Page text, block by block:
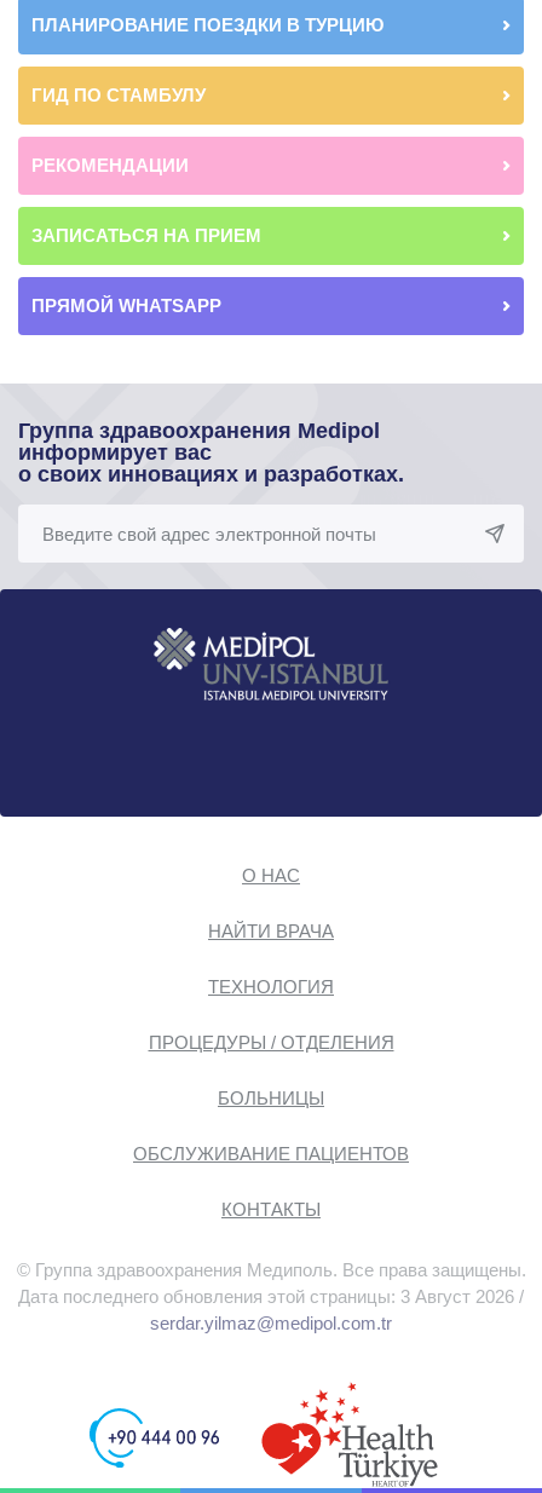
ПЛАНИРОВАНИЕ ПОЕЗДКИ В ТУРЦИЮ
ГИД ПО СТАМБУЛУ
РЕКОМЕНДАЦИИ
ЗАПИСАТЬСЯ НА ПРИЕМ
ПРЯМОЙ WHATSAPP
Группа здравоохранения Medipol
информирует вас
о своих инновациях и разработках.
О НАС
НАЙТИ ВРАЧА
ТЕХНОЛОГИЯ
ПРОЦЕДУРЫ / ОТДЕЛЕНИЯ
БОЛЬНИЦЫ
ОБСЛУЖИВАНИЕ ПАЦИЕНТОВ
КОНТАКТЫ
© Группа здравоохранения Медиполь. Все права защищены.
Дата последнего обновления этой страницы: 3 Август 2026 /
serdar.yilmaz@medipol.com.tr